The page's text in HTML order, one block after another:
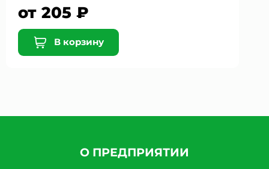
от 205 ₽
В корзину
О ПРЕДПРИЯТИИ